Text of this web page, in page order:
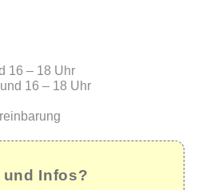
16 – 18 Uhr
16 – 18 Uhr
Infos?